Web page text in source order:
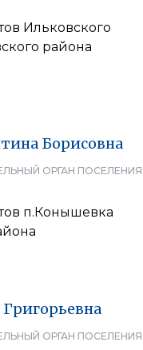
Ильковского
района
Борисовна
ОРГАН ПОСЕЛЕНИЯ
п.Конышевка
Григорьевна
ОРГАН ПОСЕЛЕНИЯ